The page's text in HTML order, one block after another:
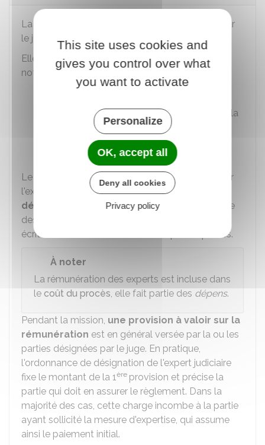
La rémunération de l'expert judiciaire est fixée par
le juge à la fin de sa mission.
Elle tient compte de plusieurs critères,
notamment :
Le respect du délai imparti pour réaliser la
Et la qualité du travail fourni.
Le juge n'est pas lié par le montant demandé par
l'expert ni par les observations des parties. Il
décide de manière indépendante
sur la base
des éléments du dossier et des observations
écrites éventuellement formulées par les parties.
À noter
La rémunération des experts est incluse dans
le coût du procès, elle fait partie des dépens.
Pendant la mission, une provision à valoir sur la
rémunération est en général versée par la ou les
parties désignées par le juge. En pratique,
l'ordonnance de désignation de l'expert judiciaire
fixe le montant de la 1ère provision et précise la
partie qui doit en assurer le règlement. Dans la
majorité des cas, cette charge incombe à la partie
ayant sollicité la mesure d'expertise, qui assume
ainsi le paiement initial.
This site uses cookies and
gives you control over what
you want to activate
Personalize
OK, accept all
Deny all cookies
Privacy policy